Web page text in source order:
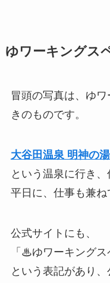
ゆワーキングス
冒頭の写真は、ゆ
きのものです。
大谷田温泉 明神の湯
という温泉に行き、
平日に、仕事も兼ね
公式サイトにも、
「♨ゆワーキングス
という表記があり